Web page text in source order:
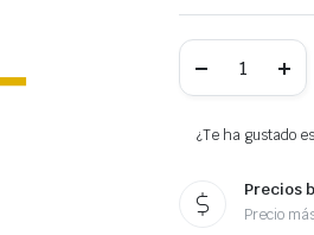
CERRADURA
cantidad
¿Te ha gustado
Precios
Precio